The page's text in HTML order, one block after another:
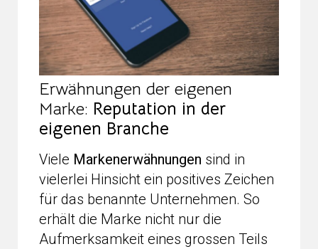
Erwähnungen der eigenen
Marke: Reputation in der
eigenen Branche
Viele Markenerwähnungen sind in
vielerlei Hinsicht ein positives Zeichen
für das benannte Unternehmen. So
erhält die Marke nicht nur die
Aufmerksamkeit eines grossen Teils